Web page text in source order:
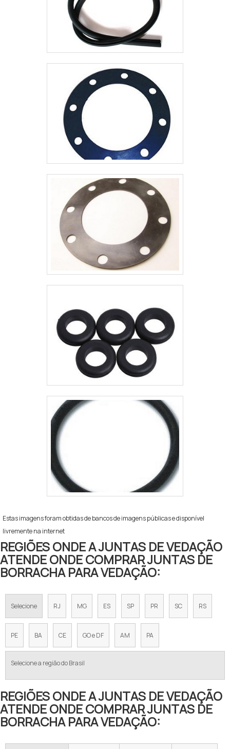
Estas imagens foram obtidas de bancos de imagens públicas e disponível
livremente na internet
REGIÕES ONDE A JUNTAS DE VEDAÇÃO
ATENDE ONDE COMPRAR JUNTAS DE
BORRACHA PARA VEDAÇÃO:
Selecione RJ MG ES SP PR SC RS
PE BA CE GO e DF AM PA
Selecione a região do Brasil
REGIÕES ONDE A JUNTAS DE VEDAÇÃO
ATENDE ONDE COMPRAR JUNTAS DE
BORRACHA PARA VEDAÇÃO: